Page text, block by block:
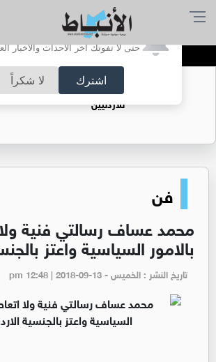
أترغب في تفعيل
حتى لا تفوتك آخر الأحداث والأخبار
اشترك لا شكراً
خطة أمنية
حقل الريشة حين يتحول الغاز
للأردنيين
فن
محمد عساف رسالتي فنية
بالامور السياسية واعتز
تاريخ النشر : الخميس - pm 12:48 | 2018-09-13